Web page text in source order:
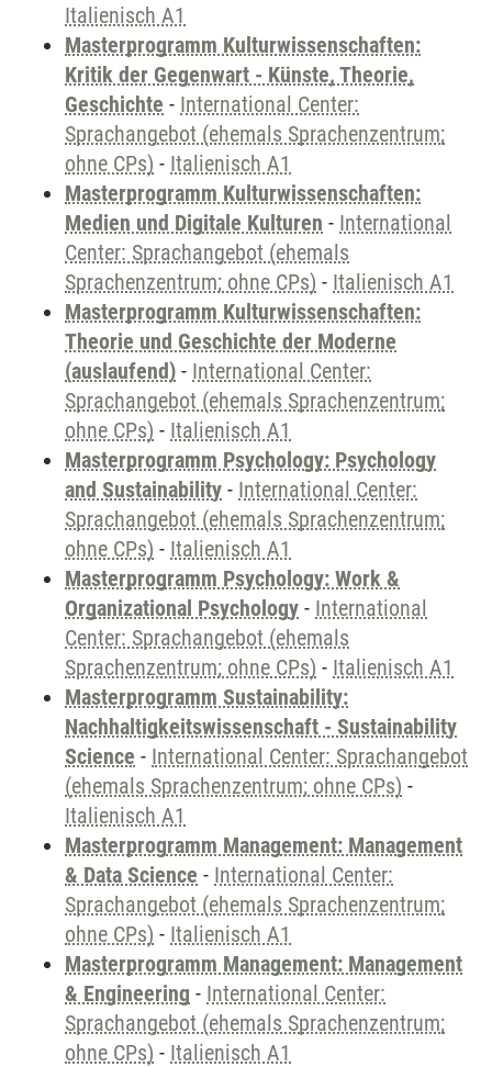
Italienisch A1
Masterprogramm Kulturwissenschaften:
Kritik der Gegenwart - Künste, Theorie,
Geschichte - International Center:
Sprachangebot (ehemals Sprachenzentrum;
ohne CPs) - Italienisch A1
Masterprogramm Kulturwissenschaften:
Medien und Digitale Kulturen - International
Center: Sprachangebot (ehemals
Sprachenzentrum; ohne CPs) - Italienisch A1
Masterprogramm Kulturwissenschaften:
Theorie und Geschichte der Moderne
(auslaufend) - International Center:
Sprachangebot (ehemals Sprachenzentrum;
ohne CPs) - Italienisch A1
Masterprogramm Psychology: Psychology
and Sustainability - International Center:
Sprachangebot (ehemals Sprachenzentrum;
ohne CPs) - Italienisch A1
Masterprogramm Psychology: Work &
Organizational Psychology - International
Center: Sprachangebot (ehemals
Sprachenzentrum; ohne CPs) - Italienisch A1
Masterprogramm Sustainability:
Nachhaltigkeitswissenschaft - Sustainability
Science - International Center: Sprachangebot
(ehemals Sprachenzentrum; ohne CPs) -
Italienisch A1
Masterprogramm Management: Management
& Data Science - International Center:
Sprachangebot (ehemals Sprachenzentrum;
ohne CPs) - Italienisch A1
Masterprogramm Management: Management
& Engineering - International Center:
Sprachangebot (ehemals Sprachenzentrum;
ohne CPs) - Italienisch A1